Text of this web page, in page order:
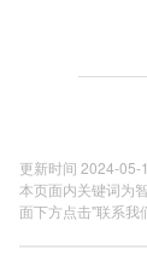
更新时间 2024-05-
本页面内关键词为
面下方点击"联系我